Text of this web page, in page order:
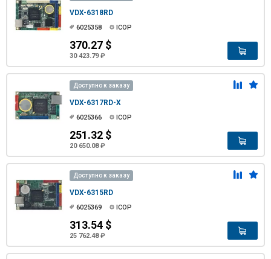
VDX-6318RD
6025358 ICOP
370.27 $
30 423.79 ₽
Доступно к заказу
VDX-6317RD-X
6025366 ICOP
251.32 $
20 650.08 ₽
Доступно к заказу
VDX-6315RD
6025369 ICOP
313.54 $
25 762.48 ₽